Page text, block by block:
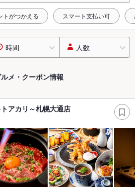
トがつかえる スマート支払い可
時間 人数
メ・クーポン情報
アカリ～札幌大通店